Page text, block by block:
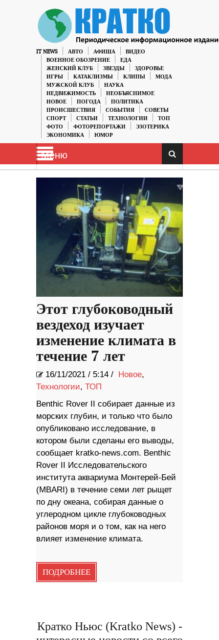
IT NEWS АВТО АФИША
ВИДЕО
ВОЕННОЕ ОБОЗРЕНИЕ
ЕДА
ЖЕНСКИЙ КЛУБ
ЗВЕЗДЫ
ЗДОРОВЬЕ
ИГРЫ
КАТАКЛИЗМЫ КЛИПЫ
МОДА
МУЖСКОЙ КЛУБ
НАУКА
НЕДВИЖИМОСТЬ
НЕОБЪЯСНИМОЕ
НОВОЕ
ПОГОДА
ПОЛИТИКА
ПРОИСШЕСТВИЯ
СОБЫТИЯ
СОВЕТЫ
СПОРТ
СТАТЬИ ТЕХНОЛОГИИ
ТОП
ФОТО
ФОТОРЕПОРТАЖИ
ЭЗОТЕРИКА
ЭКОНОМИКА
ЮМОР
Меню
Этот глубоководный
вездеход изучает
изменение климата в
течение 7 лет
16/11/2021 / 5:14 / Новое,
Технологии, ТОП
Benthic Rover II собирает данные из
морских глубин, и только что было
опубликовано исследование, в
котором были сделаны его выводы,
сообщает kratko-news.com. Benthic
Rover II Исследовательского
института аквариума Монтерей-Бей
(MBARI) в течение семи лет рыщет
по дну океана, собирая данные о
углеродном цикле глубоководных
районов моря и о том, как на него
влияет изменение климата.
ПОДРОБНЕЕ
Кратко Ньюс (Kratko News) -